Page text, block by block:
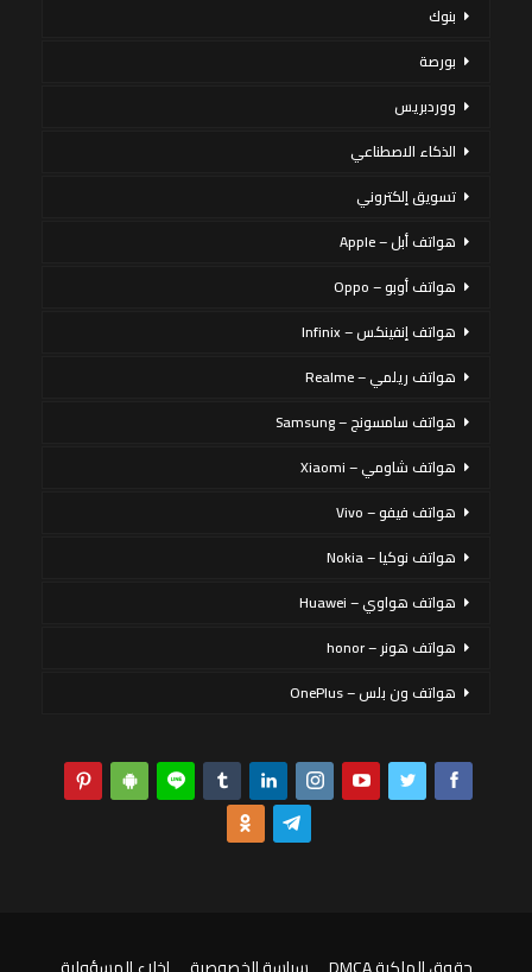
بنوك
بورصة
ووردبريس
الذكاء الاصطناعي
تسويق إلكتروني
هواتف أبل – Apple
هواتف أوبو – Oppo
هواتف إنفينكس – Infinix
هواتف ريلمي – Realme
هواتف سامسونج – Samsung
هواتف شاومي – Xiaomi
هواتف فيفو – Vivo
هواتف نوكيا – Nokia
هواتف هواوي – Huawei
هواتف هونر – honor
هواتف ون بلس – OnePlus